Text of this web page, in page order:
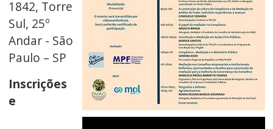
1842, Torre
Sul, 25º
Andar - São
Paulo – SP
Inscrições
e